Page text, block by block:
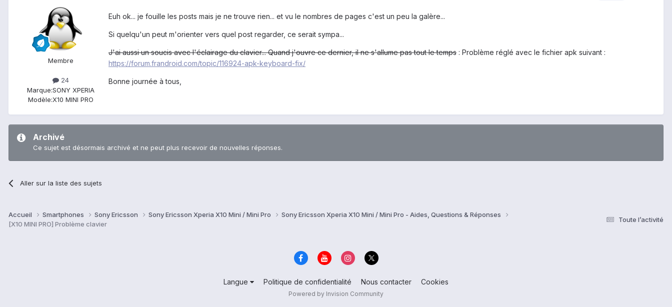
Membre
24
Marque:SONY XPERIA
Modèle:X10 MINI PRO
Euh ok... je fouille les posts mais je ne trouve rien... et vu le nombres de pages c'est un peu la galère...
Si quelqu'un peut m'orienter vers quel post regarder, ce serait sympa...
J'ai aussi un soucis avec l'éclairage du clavier... Quand j'ouvre ce dernier, il ne s'allume pas tout le temps : Problème réglé avec le fichier apk suivant :
https://forum.frandroid.com/topic/116924-apk-keyboard-fix/
Bonne journée à tous,
Archivé
Ce sujet est désormais archivé et ne peut plus recevoir de nouvelles réponses.
Aller sur la liste des sujets
Toute l’activité
Accueil Smartphones Sony Ericsson Sony Ericsson Xperia X10 Mini / Mini Pro
Sony Ericsson Xperia X10 Mini / Mini Pro - Aides, Questions & Réponses
[X10 MINI PRO] Problème clavier
Langue Politique de confidentialité Nous contacter Cookies
Powered by Invision Community